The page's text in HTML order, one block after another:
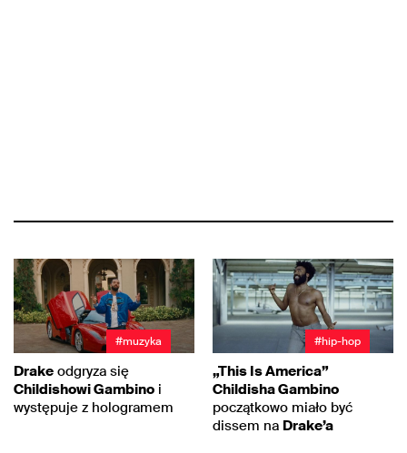
#muzyka
Drake odgryza się
Childishowi Gambino i
występuje z hologramem
#hip-hop
„This Is America”
Childisha Gambino
początkowo miało być
dissem na Drake’a